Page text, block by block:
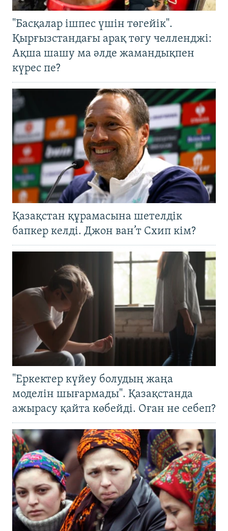
"Басқалар ішпес үшін төгейік".
Қырғызстандағы арақ төгу челленджі:
Ақша шашу ма әлде жамандықпен
күрес пе?
Қазақстан құрамасына шетелдік
бапкер келді. Джон ван’т Схип кім?
"Еркектер күйеу болудың жаңа
моделін шығармады". Қазақстанда
ажырасу қайта көбейді. Оған не себеп?